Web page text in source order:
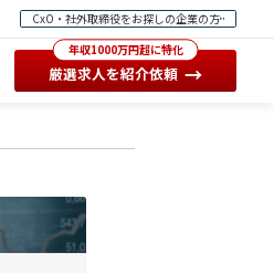
CxO・社外取締役をお探しの企業の方
年収1000万円超に特化
厳選求人を紹介依頼 →